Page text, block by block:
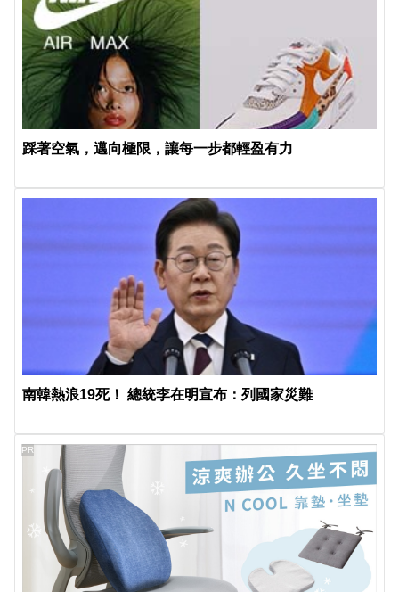
踩著空氣，邁向極限，讓每一步都輕盈有力
南韓熱浪19死！ 總統李在明宣布：列國家災難
PR